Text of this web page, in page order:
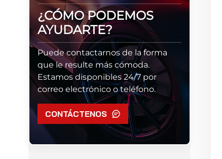
¿CÓMO PODEMOS
AYUDARTE?
Puede contactarnos de la forma
que le resulte más cómoda.
Estamos disponibles 24/7 por
correo electrónico o teléfono.
CONTÁCTENOS